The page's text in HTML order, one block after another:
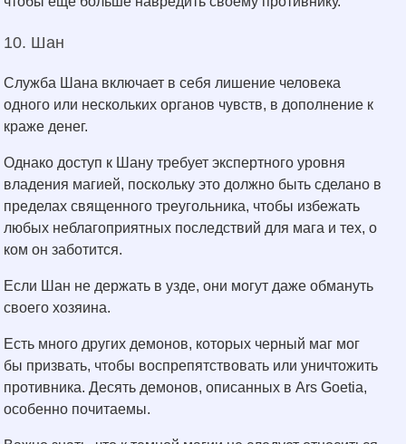
10. Шан
Служба Шана включает в себя лишение человека
одного или нескольких органов чувств, в дополнение к
краже денег.
Однако доступ к Шану требует экспертного уровня
владения магией, поскольку это должно быть сделано в
пределах священного треугольника, чтобы избежать
любых неблагоприятных последствий для мага и тех, о
ком он заботится.
Если Шан не держать в узде, они могут даже обмануть
своего хозяина.
Есть много других демонов, которых черный маг мог
бы призвать, чтобы воспрепятствовать или уничтожить
противника. Десять демонов, описанных в Ars Goetia,
особенно почитаемы.